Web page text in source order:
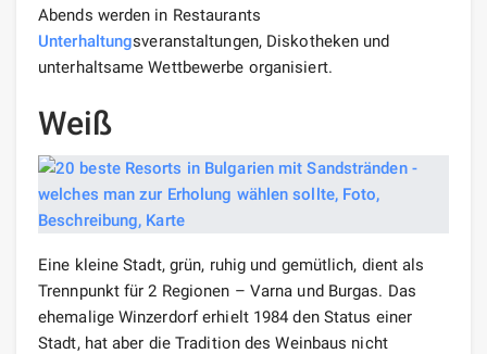
Abends werden in Restaurants
Unterhaltungsveranstaltungen, Diskotheken und
unterhaltsame Wettbewerbe organisiert.
Weiß
Eine kleine Stadt, grün, ruhig und gemütlich, dient als
Trennpunkt für 2 Regionen – Varna und Burgas. Das
ehemalige Winzerdorf erhielt 1984 den Status einer
Stadt, hat aber die Tradition des Weinbaus nicht